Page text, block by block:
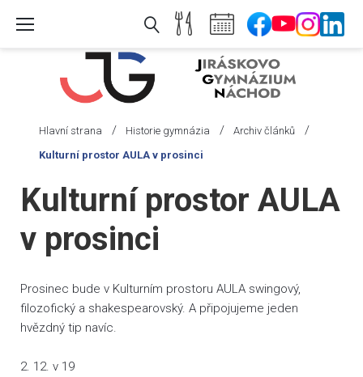
Hlavní strana / Historie gymnázia / Archiv článků /
Kulturní prostor AULA v prosinci
Kulturní prostor AULA
v prosinci
Prosinec bude v Kulturním prostoru AULA swingový,
filozofický a shakespearovský. A připojujeme jeden
hvězdný tip navíc.
2. 12. v 19